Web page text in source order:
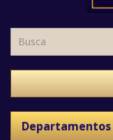
Departamentos